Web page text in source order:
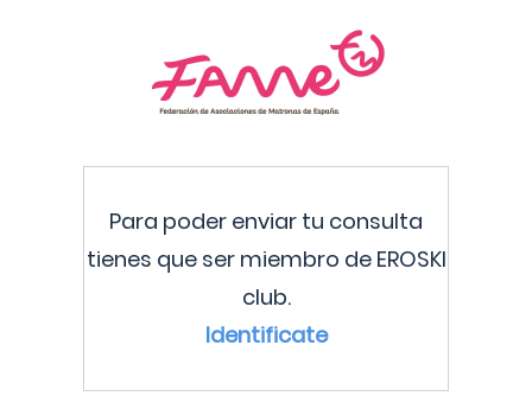
Para poder enviar tu consulta
tienes que ser miembro de EROSKI
club.
Identificate